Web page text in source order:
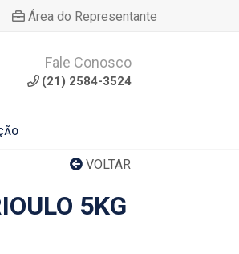
Área do Representante
Fale Conosco
(21) 2584-3524
VOLTAR
5KG